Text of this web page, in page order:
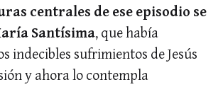
centrales de ese episodio se
Santísima, que había
indecibles sufrimientos de Jesús
y ahora lo contempla